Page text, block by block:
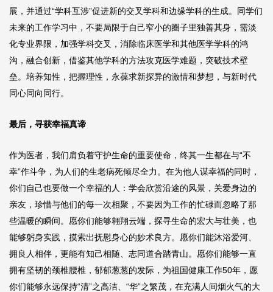
展，并通过“学科互涉”促进新的交叉学科和边缘学科的生成。同学们
未来的工作学习中，不要局限于自己窄小的圈子里独善其身，需淡
化专业界限，加强学科交叉，消除临床医学和其他医学学科的鸿
沟，融合创新，借鉴其他学科的方法攻克医学难题，突破技术壁
垒。培养知性，把握理性，永葆求新探异的激情和梦想，与新时代
同心同向同行。
最后，寻获幸福真谛
作为医者，我们肩负着守护生命的重要使命，终其一生都在与“不
幸”作斗争，为人们的生老病死倾尽全力。在为他人谋幸福的同时，
你们自己也要做一个幸福的人：学会欣赏沿途的风景，关爱身边的
亲友，珍惜与他们的每一次相聚，不要因为工作的忙碌而忽略了那
些温暖的瞬间。愿你们能够翱翔云端，探寻生命的宏大与壮美，也
能够躬身实践，摸索出抚慰身心的妙术良方。愿你们能沐浴爱河、
拥良人相伴，更能有知己相随、志同道合踏青山。愿你们能够一直
拥有坚韧的颈椎腰椎，郁郁葱葱的发际，为祖国健康工作50年，愿
你们能够永远保持“清”之高洁、“华”之繁茂，在充满人间烟火气的大